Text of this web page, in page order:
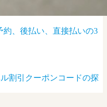
約、後払い、直接払いの3
割引クーポンコードの探